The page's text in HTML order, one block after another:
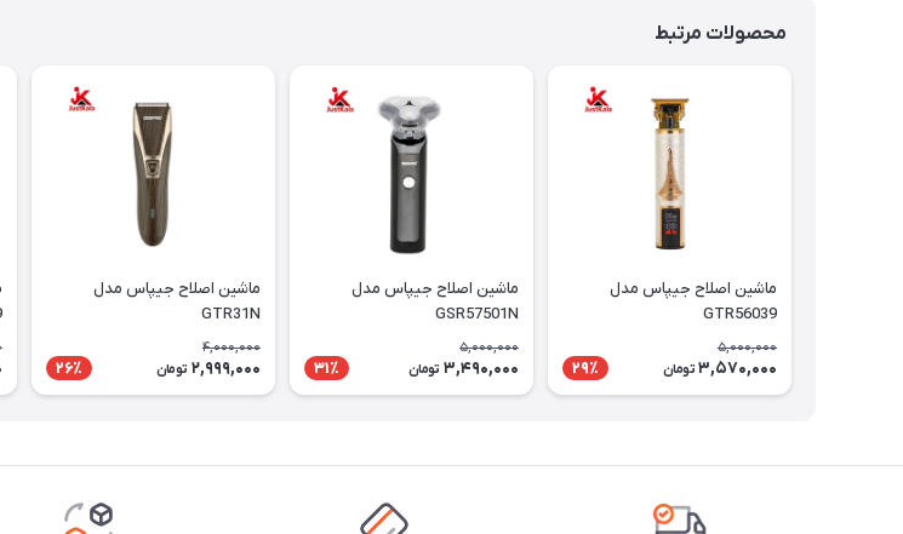
محصولات مرتبط
ماشین اصلاح جیپاس مدل
GTR56039
5,000,000
3,570,000 تومان 29٪
ماشین اصلاح جیپاس مدل
GSR57501N
5,000,000
3,490,000 تومان 31٪
ماشین اصلاح جیپاس مدل
GTR31N
4,000,000
2,999,000 تومان 26٪